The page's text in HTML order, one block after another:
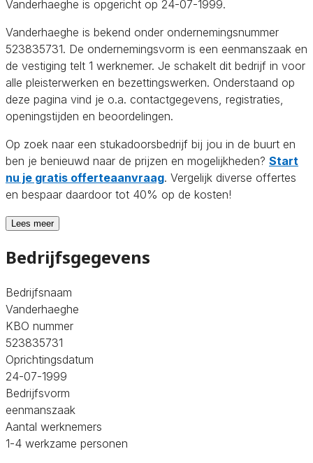
Vanderhaeghe is opgericht op 24-07-1999.
Vanderhaeghe is bekend onder ondernemingsnummer
523835731. De ondernemingsvorm is een eenmanszaak en
de vestiging telt 1 werknemer. Je schakelt dit bedrijf in voor
alle pleisterwerken en bezettingswerken. Onderstaand op
deze pagina vind je o.a. contactgegevens, registraties,
openingstijden en beoordelingen.
Op zoek naar een stukadoorsbedrijf bij jou in de buurt en
ben je benieuwd naar de prijzen en mogelijkheden? Start
nu je gratis offerteaanvraag. Vergelijk diverse offertes
en bespaar daardoor tot 40% op de kosten!
Lees meer
Bedrijfsgegevens
Bedrijfsnaam
Vanderhaeghe
KBO nummer
523835731
Oprichtingsdatum
24-07-1999
Bedrijfsvorm
eenmanszaak
Aantal werknemers
1-4 werkzame personen